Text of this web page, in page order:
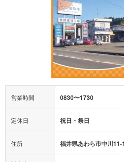
営業時間 0830〜1730
定休日 祝日・祭日
住所 福井県あわら市中川11-